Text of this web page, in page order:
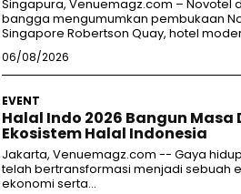
Singapura, Venuemagz.com – Novotel
bangga mengumumkan pembukaan
Singapore Robertson Quay, hotel
06/08/2026
EVENT
Halal Indo 2026 Bangun Masa
Ekosistem Halal Indonesia
Jakarta, Venuemagz.com -- Gaya
telah bertransformasi menjadi sebuah
ekonomi serta...